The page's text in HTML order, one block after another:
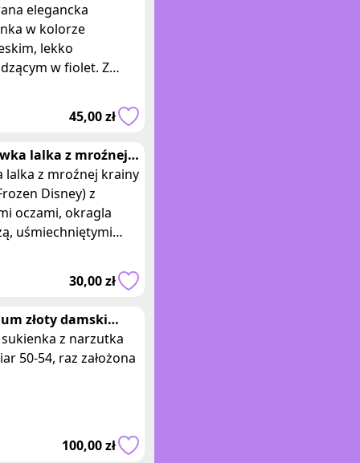
kolnierzyk
Reserved
elegancka
w kolorze
lekko
w fiolet. Z
z cekinami,
ze zwiewnym,
45,00 zł
lalka z mroźnej
w niebieskiej
frozen
lalka z mroźnej krainy
Disney) z
oczami, okragla
uśmiechniętymi
sukience30,00 zł
złoty damski
sukienka z narzutka
50-54, raz założona
100,00 zł